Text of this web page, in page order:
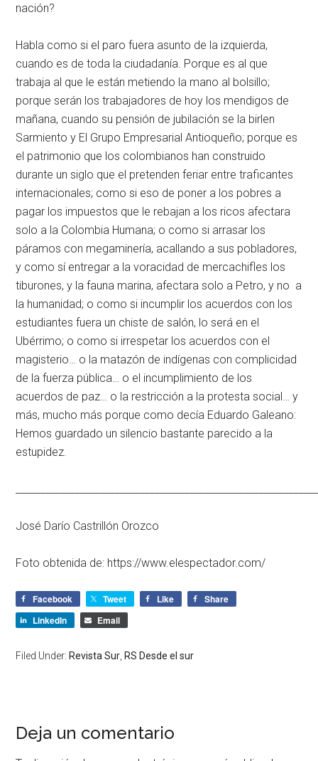
nación?
Habla como si el paro fuera asunto de la izquierda,
cuando es de toda la ciudadanía. Porque es al que
trabaja al que le están metiendo la mano al bolsillo;
porque serán los trabajadores de hoy los mendigos de
mañana, cuando su pensión de jubilación se la birlen
Sarmiento y El Grupo Empresarial Antioqueño; porque es
el patrimonio que los colombianos han construido
durante un siglo que el pretenden feriar entre traficantes
internacionales; como si eso de poner a los pobres a
pagar los impuestos que le rebajan a los ricos afectara
solo a la Colombia Humana; o como si arrasar los
páramos con megaminería, acallando a sus pobladores,
y como sí entregar a la voracidad de mercachifles los
tiburones, y la fauna marina, afectara solo a Petro, y no a
la humanidad; o como si incumplir los acuerdos con los
estudiantes fuera un chiste de salón, lo será en el
Ubérrimo; o como si irrespetar los acuerdos con el
magisterio… o la matazón de indígenas con complicidad
de la fuerza pública… o el incumplimiento de los
acuerdos de paz… o la restricción a la protesta social… y
más, mucho más porque como decía Eduardo Galeano:
Hemos guardado un silencio bastante parecido a la
estupidez.
José Darío Castrillón Orozco
Foto obtenida de: https://www.elespectador.com/
Facebook Tweet Like
Share
LinkedIn
Email
Filed Under: Revista Sur RS Desde el sur
Deja un comentario